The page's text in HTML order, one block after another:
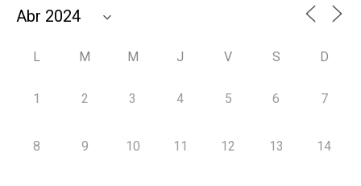
L M M J V S D
1 2 3 4 5 6 7
8 9 10 11 12 13 14